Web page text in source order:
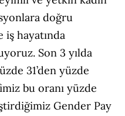
doğru
iş hayatında
Son 3 yılda
31’den yüzde
bu oranı yüzde
Gender Pay